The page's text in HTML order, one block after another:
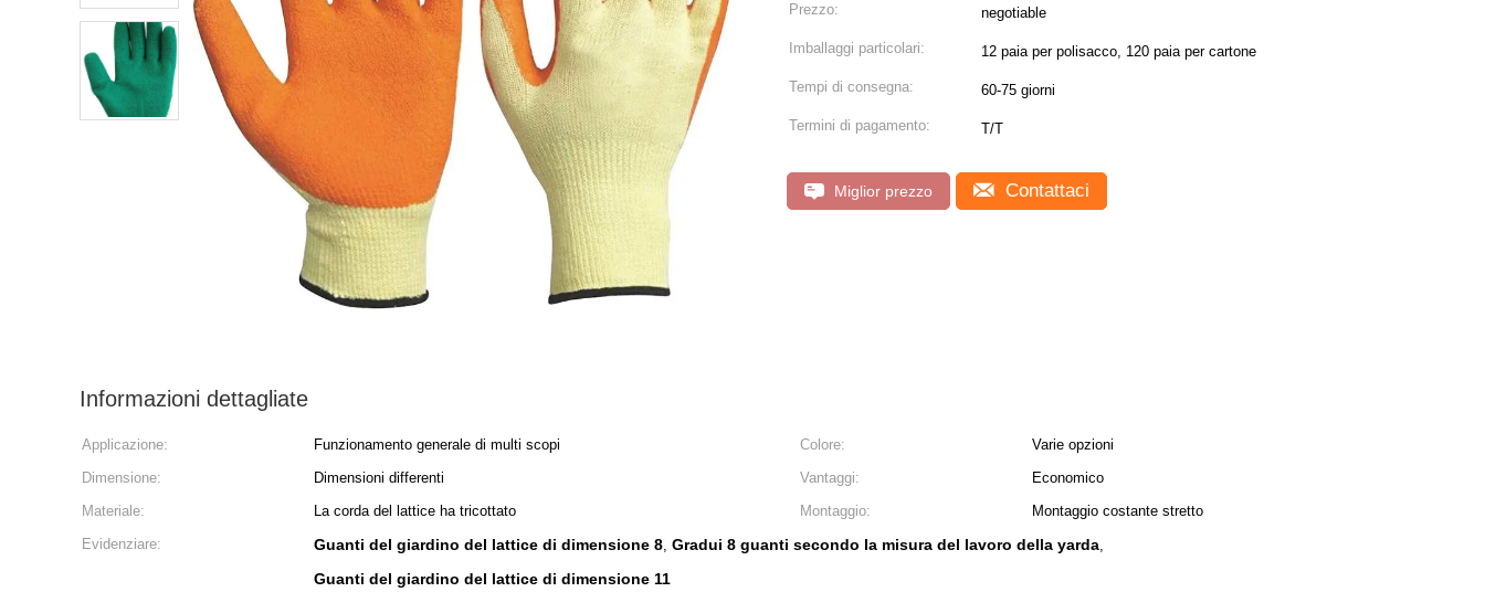
Prezzo: negotiable
Imballaggi particolari: 12 paia per polisacco, 120 paia per cartone
Tempi di consegna: 60-75 giorni
Termini di pagamento: T/T
Miglior prezzo Contattaci
Informazioni dettagliate
Applicazione: Funzionamento generale di multi scopi Colore:
Varie opzioni
Dimensione:
Dimensioni differenti Vantaggi:
Economico
Materiale:
La corda del lattice ha tricottato Montaggio:
Montaggio costante stretto
Evidenziare:
Guanti del giardino del lattice di dimensione 8, Gradui 8 guanti secondo la misura del lavoro della yarda,
Guanti del giardino del lattice di dimensione 11